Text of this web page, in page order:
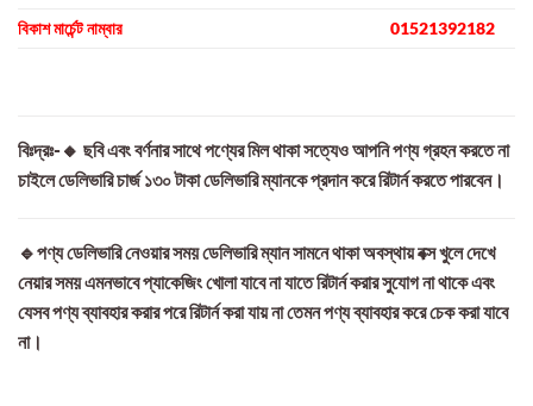
বিকাশ মার্চেন্ট নাম্বার
01521392182
বিঃদ্রঃ-🔸 ছবি এবং বর্ণনার সাথে পণ্যের মিল থাকা সত্যেও আপনি পণ্য গ্রহন করতে না
চাইলে ডেলিভারি চার্জ ১৩০ টাকা ডেলিভারি ম্যানকে প্রদান করে রিটার্ন করতে পারবেন।
🔹পণ্য ডেলিভারি নেওয়ার সময় ডেলিভারি ম্যান সামনে থাকা অবস্থায় বক্স খুলে দেখে
নেয়ার সময় এমনভাবে প্যাকেজিং খোলা যাবে না যাতে রিটার্ন করার সুযোগ না থাকে এবং
যেসব পণ্য ব্যাবহার করার পরে রিটার্ন করা যায় না তেমন পণ্য ব্যাবহার করে চেক করা যাবে
না।